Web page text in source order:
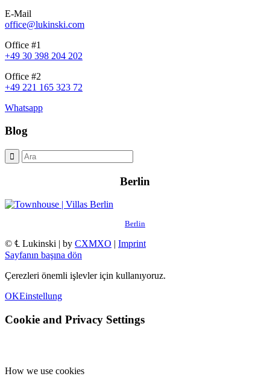
E-Mail
office@lukinski.com
Office #1
+49 30 398 204 202
Office #2
+49 221 165 323 72
Whatsapp
Blog
Berlin
Berlin
© ℄ Lukinski | by CXMXO | Imprint
Sayfanın başına dön
Çerezleri önemli işlevler için kullanıyoruz.
OKEinstellung
Cookie and Privacy Settings
How we use cookies